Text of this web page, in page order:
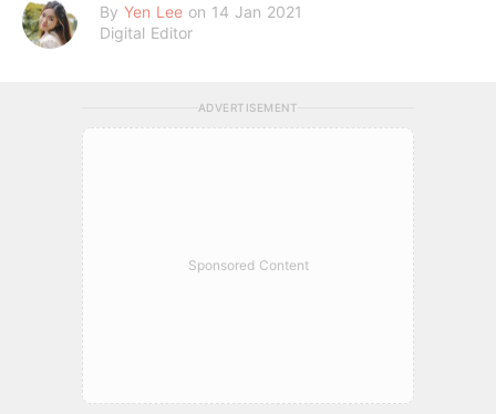
By Yen Lee on 14 Jan 2021
Digital Editor
ADVERTISEMENT
Sponsored Content